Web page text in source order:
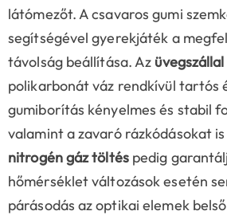
látómezőt. A csavaros gumi
segítségével gyerekjáték a
távolság beállítása. Az
polikarbonát váz rendkívül tartós
gumiborítás kényelmes és stabil
valamint a zavaró rázkódásokat
nitrogén gáz töltéspedig
hőmérséklet változások esetén
párásodás az optikai elemek